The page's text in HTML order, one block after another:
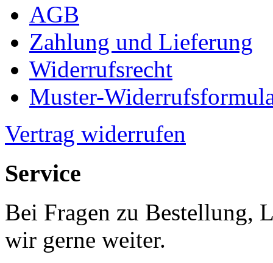
AGB
Zahlung und Lieferung
Widerrufsrecht
Muster-
Vertrag widerrufen
Service
Bei Fragen zu Bestellung,
wir gerne weiter.